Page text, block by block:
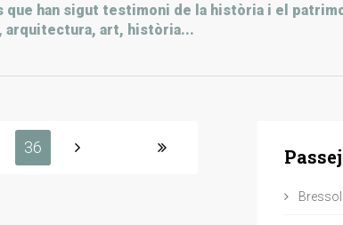
han sigut testimoni de la història i el
arquitectura, art, història...
36